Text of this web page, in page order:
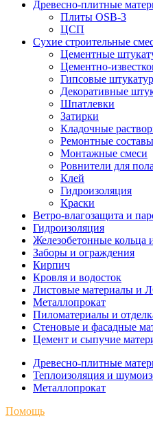
Древесно-плитные
Плиты OSB-3
ЦСП
Сухие строительные
Цементные
Цементно-
Гипсовые
Декоративные
Шпатлевки
Затирки
Кладочные
Ремонтные составы
Монтажные смеси
Ровнители для пола
Клей
Гидроизоляция
Краски
Ветро-влагозащита и
Гидроизоляция
Железобетонные кольца
Заборы и ограждения
Кирпич
Кровля и водосток
Листовые материалы и
Металлопрокат
Пиломатериалы и
Стеновые и фасадные
Цемент и сыпучие
Древесно-плитные
Теплоизоляция и
Металлопрокат
Помощь